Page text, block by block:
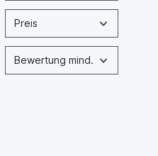
Preis
Bewertung mind.